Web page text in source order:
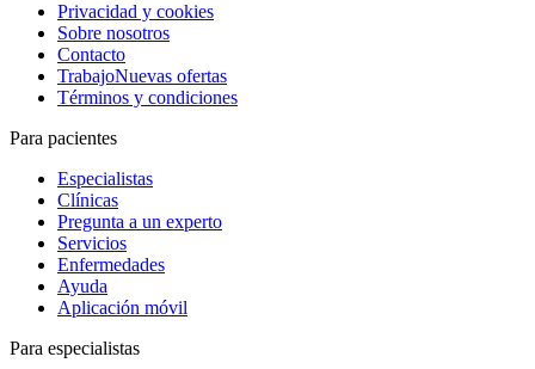
Privacidad y cookies
Sobre nosotros
Contacto
TrabajoNuevas ofertas
Términos y condiciones
Para pacientes
Especialistas
Clínicas
Pregunta a un experto
Servicios
Enfermedades
Ayuda
Aplicación móvil
Para especialistas